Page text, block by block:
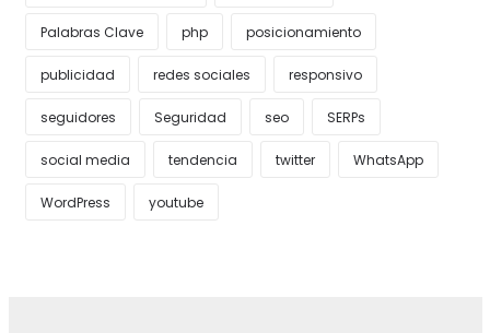
Palabras Clave php posicionamiento
publicidad redes sociales responsivo
seguidores Seguridad seo SERPs
social media tendencia twitter WhatsApp
WordPress youtube